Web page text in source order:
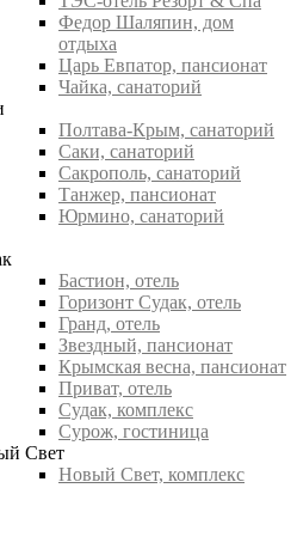
Федор Шаляпин, дом
отдыха
Царь Евпатор, пансионат
Чайка, санаторий
Полтава-Крым, санаторий
Саки, санаторий
Сакрополь, санаторий
Танжер, пансионат
Юрмино, санаторий
Бастион, отель
Горизонт Судак, отель
Гранд, отель
Звездный, пансионат
Крымская весна, пансионат
Приват, отель
Судак, комплекс
Сурож, гостиница
Свет
Новый Свет, комплекс